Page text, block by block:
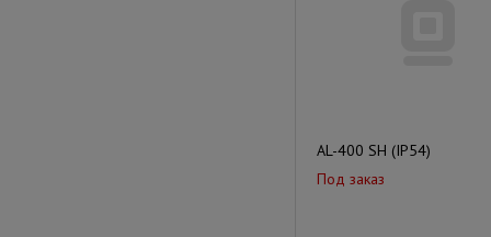
AL-400 SH (IP54)
Под заказ